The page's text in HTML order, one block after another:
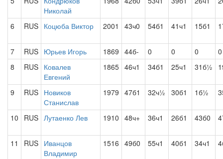
Николай
6 RUS Коцюба Виктор 2001 43ч0 54б1 41ч1 15б1
7 RUS Юрьев Игорь 1869 44б- 0 0 0
0
8
RUS Ковалев
Евгений
1865 46ч1 34б1 25ч1 31б½
9 RUS Новиков
Станислав
1979 47б1 32ч½ 30б1 1б½
10 RUS Лутаенко Лев 1910 48ч+ 36ч1 26б1 43б0
11 RUS Иванцов
Владимир
1516 49б0 55ч1 40б1 34ч1